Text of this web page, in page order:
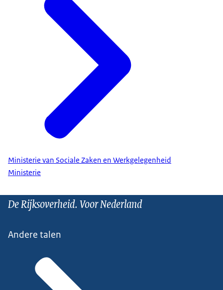
Ministerie van Sociale Zaken en Werkgelegenheid
Ministerie
De Rijksoverheid. Voor Nederland
Andere talen